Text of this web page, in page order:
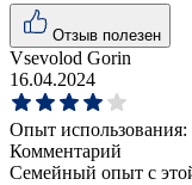
Отзыв полезен
Vsevolod Gorin
16.04.2024
Опыт использования:
Комментарий
Семейный опыт с